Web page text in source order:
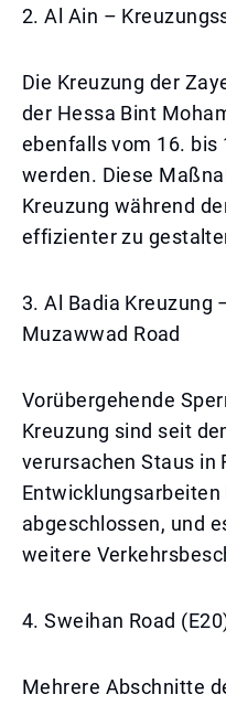
2. Al Ain –
Die Kreuzung der
der Hessa Bint
ebenfalls vom 16. bis
werden. Diese
Kreuzung während
effizienter zu
3. Al Badia Kreuzung
Muzawwad Road
Vorübergehende
Kreuzung sind seit
verursachen Staus in
abgeschlossen, und
weitere
4. Sweihan Road
Mehrere Abschnitte